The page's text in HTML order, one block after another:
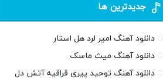
جدیدترین ها
دانلود آهنگ امیر لرد هل استار
دانلود آهنگ میث ماسک
دانلود آهنگ توحید پیری قراقیه آتش دل